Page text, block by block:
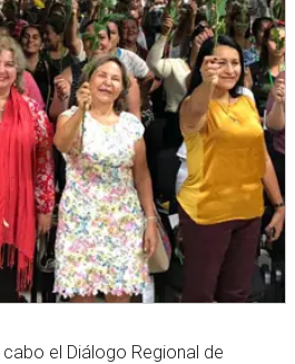
el Diálogo Regional de